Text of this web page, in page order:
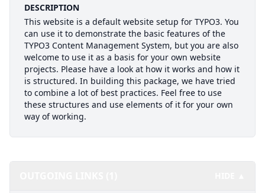
DESCRIPTION
This website is a default website setup for TYPO3. You
can use it to demonstrate the basic features of the
TYPO3 Content Management System, but you are also
welcome to use it as a basis for your own website
projects. Please have a look at how it works and how it
is structured. In building this package, we have tried
to combine a lot of best practices. Feel free to use
these structures and use elements of it for your own
way of working.